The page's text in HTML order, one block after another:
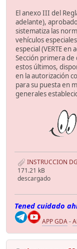
El anexo III del
adelante),
sistematiza las
vehículos
especial (VERTE
Sección primera de
estos últimos,
en la autorización
para su puesta en
generales
INSTRUCCION
171.21 kB
descargado
Tened cuidado
APP GDA-